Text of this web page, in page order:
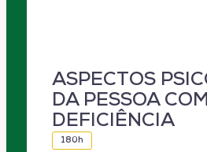
ASPECTOS
DA PESSOA COM
DEFICIÊNCIA
180h